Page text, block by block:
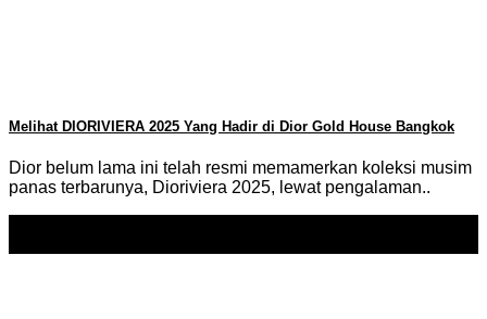
Melihat DIORIVIERA 2025 Yang Hadir di Dior Gold House Bangkok
Dior belum lama ini telah resmi memamerkan koleksi musim
panas terbarunya, Dioriviera 2025, lewat pengalaman..